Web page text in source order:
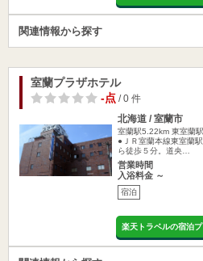
関連情報から探す
室蘭プラザホテル
-点/ 0 件
北海道 / 室蘭市
室蘭駅5.22km 東室蘭
●ＪＲ室蘭本線東室蘭
ら徒歩５分。道央…
営業時間
入浴料金 ～
宿泊
楽天トラベルの宿泊